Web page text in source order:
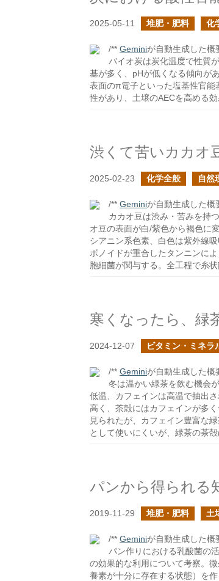
2025-05-11 堆肥・肥料 化
/** Geminiが自動生成した概
バイオ炭は炭化温度で性質
基が多く、pHが低くなる傾向が
表面のπ電子といった塩基性官能
性があり、土壌のAECを高める効
2025-02-23 化学全般 自然
/** Geminiが自動生成した概
カカオ豆は渋み・苦みを持
オ豆の表面が白/紫色から褐色に
シアニン系色素、白色は紫外線
ボノイドが重合したタンニンに
胞細菌が関与する。全工程で糸
寒くなったら、緑
2024-12-07 ビタミン・ミネラ
/** Geminiが自動生成した概
冬は温かい緑茶を飲む機会
低温、カフェインは高温で抽出
高く、茶殻にはカフェインが多
見られたが、カフェイン豊富な
として使いにくいが、緑茶の茶
パンから得られる
2019-11-29 堆肥・肥料 土
/** Geminiが自動生成した概
パン作りにおける乳酸菌の
の効果的な利用について考察。
養素が十分に存在する状態）を